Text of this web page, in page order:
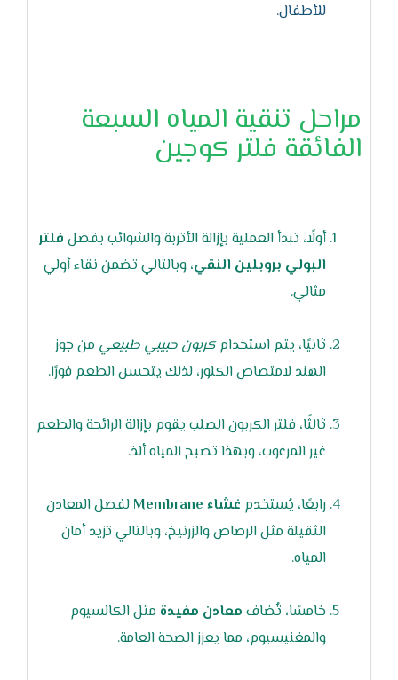
للأطفال.
مراحل تنقية المياه السبعة
الفائقة فلتر كوجين
أولًا، تبدأ العملية بإزالة الأتربة والشوائب بفضل فلتر
البولي بروبلين النقي، وبالتالي تضمن نقاء أولي
مثالي.
ثانيًا، يتم استخدامكربون حبيبي طبيعي من جوز
الهند لامتصاص الكلور، لذلك يتحسن الطعم فورًا.
ثالثًا، فلتر الكربون الصلب يقوم بإزالة الرائحة والطعم
غير المرغوب، وبهذا تصبح المياه ألذ.
رابعًا، يُستخدم غشاء Membrane
لفصل المعادن
الثقيلة مثل الرصاص والزرنيخ، وبالتالي تزيد أمان
المياه.
خامسًا، تُضاف معادن مفيدة مثل الكالسيوم
والمغنيسيوم، مما يعزز الصحة العامة.